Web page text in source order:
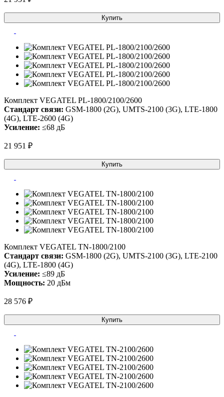
Купить
Комплект VEGATEL PL-1800/2100/2600
Стандарт связи: GSM-1800 (2G), UMTS-2100 (3G), LTE-1800
(4G), LTE-2600 (4G)
Усиление: ≤68 дБ
21 951 ₽
Купить
Комплект VEGATEL TN-1800/2100
Стандарт связи: GSM-1800 (2G), UMTS-2100 (3G), LTE-2100
(4G), LTE-1800 (4G)
Усиление: ≤89 дБ
Мощность: 20 дБм
28 576 ₽
Купить